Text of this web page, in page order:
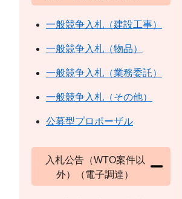
一般競争入札（建設工事）
一般競争入札（物品）
一般競争入札（業務委託）
一般競争入札（その他）
公募型プロポーザル
入札公告（WTO案件以
外）（電子調達）